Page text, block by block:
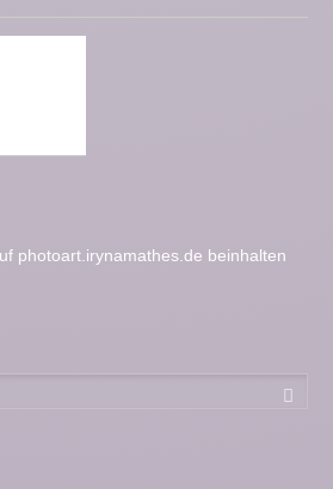
photoart.irynamathes.de beinhalten